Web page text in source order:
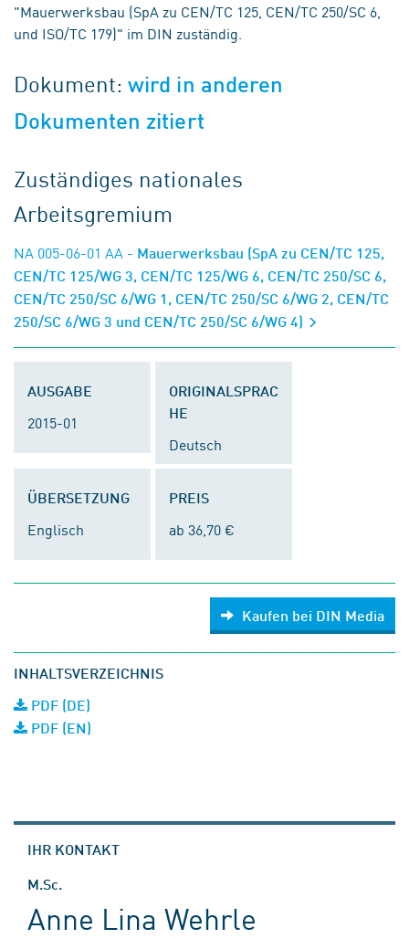
"Mauerwerksbau (SpA zu CEN/TC 125, CEN/TC 250/SC 6,
und ISO/TC 179)" im DIN zuständig.
Dokument:wird in anderen
Dokumenten zitiert
Zuständiges nationales
Arbeitsgremium
NA 005-06-01 AA - Mauerwerksbau (SpA zu CEN/TC 125,
CEN/TC 125/WG 3, CEN/TC 125/WG 6, CEN/TC 250/SC 6,
CEN/TC 250/SC 6/WG 1, CEN/TC 250/SC 6/WG 2, CEN/TC
250/SC 6/WG 3 und CEN/TC 250/SC 6/WG 4)
AUSGABE
2015-01
ORIGINALSPRAC
HE
Deutsch
ÜBERSETZUNG
Englisch
PREIS
ab 36,70 €
Kaufen bei DIN Media
INHALTSVERZEICHNIS
PDF (DE)
PDF (EN)
IHR KONTAKT
M.Sc.
Anne Lina Wehrle